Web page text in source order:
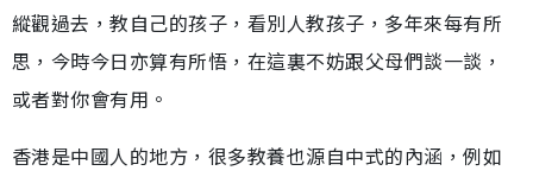
縱觀過去，教自己的孩子，看別人教孩子，多年來每有所
思，今時今日亦算有所悟，在這裏不妨跟父母們談一談，
或者對你會有用。
香港是中國人的地方，很多教養也源自中式的內涵，例如